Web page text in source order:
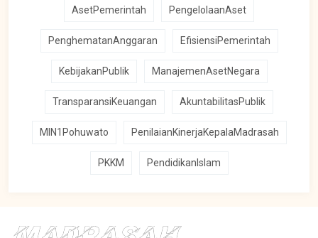
AsetPemerintah PengelolaanAset
PenghematanAnggaran EfisiensiPemerintah
KebijakanPublik ManajemenAsetNegara
TransparansiKeuangan AkuntabilitasPublik
MIN1Pohuwato PenilaianKinerjaKepalaMadrasah
PKKM PendidikanIslam